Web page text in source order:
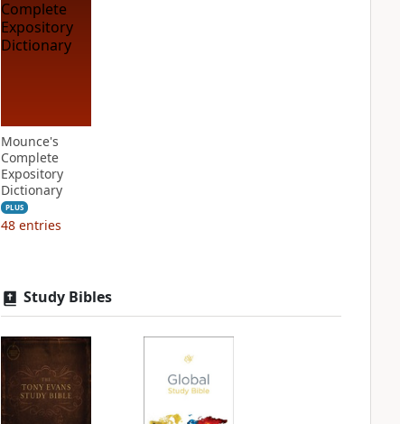
Mounce's
Complete
Expository
Dictionary
PLUS
48 entries
Study Bibles